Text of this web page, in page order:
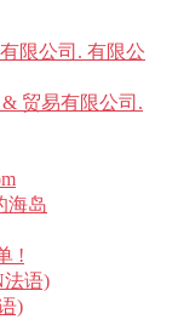
限公司. 有限公
贸易有限公司.
海岛
!
法语)
)